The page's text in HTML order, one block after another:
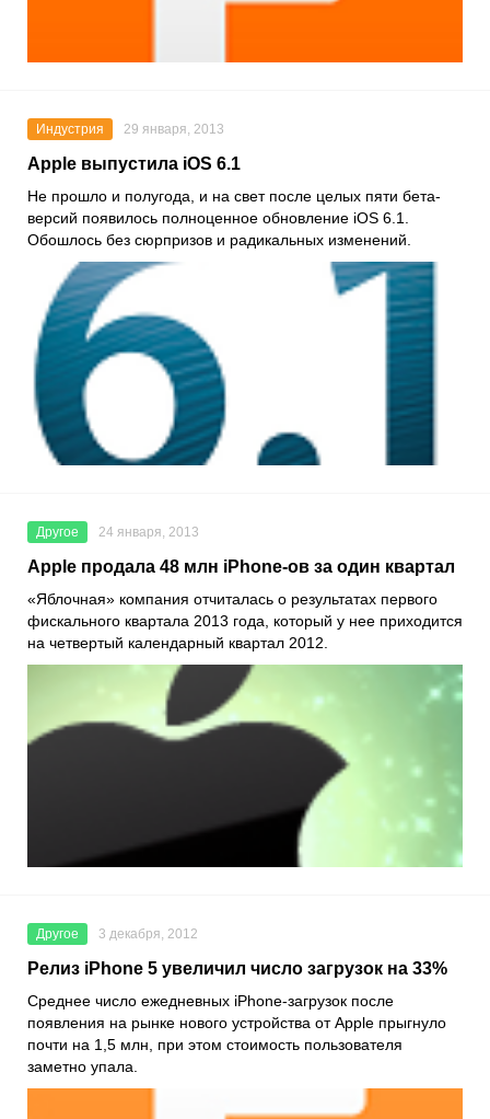
Индустрия 29 января, 2013
Apple выпустила iOS 6.1
Не прошло и полугода, и на свет после целых пяти бета-
версий появилось полноценное обновление iOS 6.1.
Обошлось без сюрпризов и радикальных изменений.
Другое 24 января, 2013
Apple продала 48 млн iPhone-ов за один квартал
«Яблочная» компания отчиталась о результатах первого
фискального квартала 2013 года, который у нее приходится
на четвертый календарный квартал 2012.
Другое 3 декабря, 2012
Релиз iPhone 5 увеличил число загрузок на 33%
Среднее число ежедневных iPhone-загрузок после
появления на рынке нового устройства от Apple прыгнуло
почти на 1,5 млн, при этом стоимость пользователя
заметно упала.